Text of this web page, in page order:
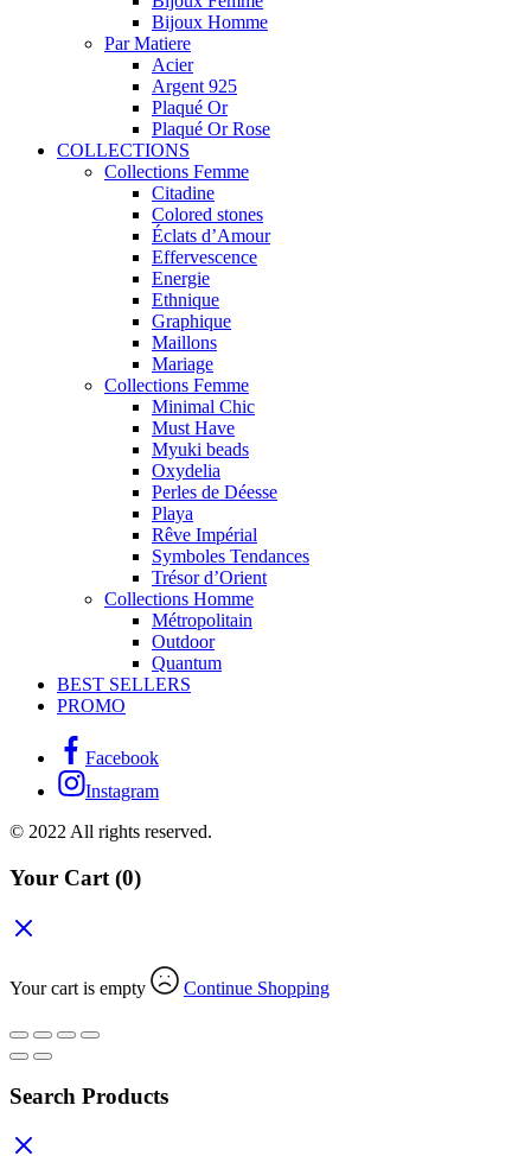
Bijoux Homme
Par Matiere
Acier
Argent 925
Plaqué Or
Plaqué Or Rose
COLLECTIONS
Collections Femme
Citadine
Colored stones
Éclats d’Amour
Effervescence
Energie
Ethnique
Graphique
Maillons
Mariage
Collections Femme
Minimal Chic
Must Have
Myuki beads
Oxydelia
Perles de Déesse
Playa
Rêve Impérial
Symboles Tendances
Trésor d’Orient
Collections Homme
Métropolitain
Outdoor
Quantum
BEST SELLERS
PROMO
Facebook
Instagram
© 2022 All rights reserved.
Your Cart (0)
Your cart is empty Continue Shopping
Search Products